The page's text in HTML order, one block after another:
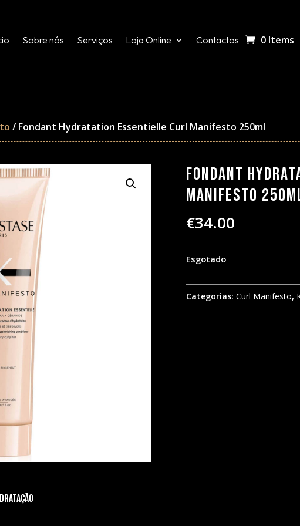
Sobre nós Serviços Loja Online Contactos 0 Items
/ Fondant Hydratation Essentielle Curl Manifesto 250ml
Fondant
Manifesto
€34.00
Esgotado
Categorias: Curl Manifesto,